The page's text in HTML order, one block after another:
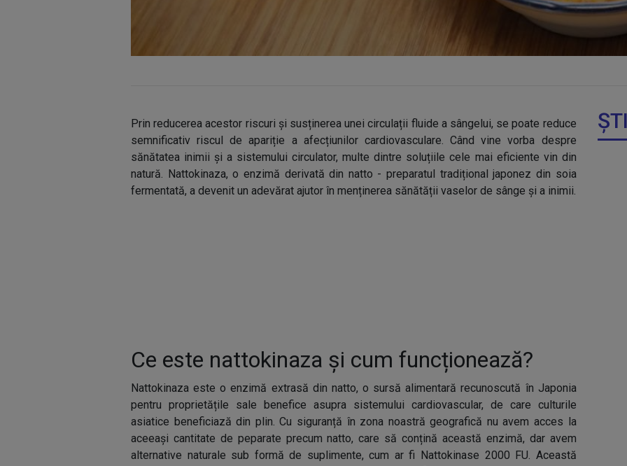
Prin reducerea acestor riscuri și susținerea unei circulații fluide a sângelui, se poate reduce
semnificativ riscul de apariție a afecțiunilor cardiovasculare. Când vine vorba despre
sănătatea inimii și a sistemului circulator, multe dintre soluțiile cele mai eficiente vin din
natură. Nattokinaza, o enzimă derivată din natto - preparatul tradițional japonez din soia
fermentată, a devenit un adevărat ajutor în menținerea sănătății vaselor de sânge și a inimii.
Ce este nattokinaza și cum funcționează?
Nattokinaza este o enzimă extrasă din natto, o sursă alimentară recunoscută în Japonia
pentru proprietățile sale benefice asupra sistemului cardiovascular, de care culturile
asiatice beneficiază din plin. Cu siguranță în zona noastră geografică nu avem acces la
aceeași cantitate de peparate precum natto, care să conțină această enzimă, dar avem
alternative naturale sub formă de suplimente, cum ar fi Nattokinase 2000 FU. Această